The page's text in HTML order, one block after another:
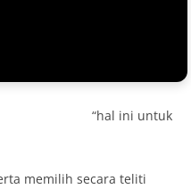
“hal ini untuk
memilih secara teliti